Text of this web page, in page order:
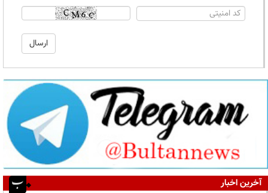
آخرین اخبار